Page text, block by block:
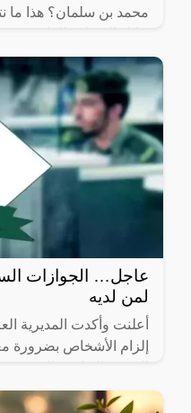
محمد بن سلمان؟ هذا
المملكة
عاجل… الجوازات
لمن لديه
أعلنت وأكدت المديرية
إلزام الأشخاص بضرورة
60